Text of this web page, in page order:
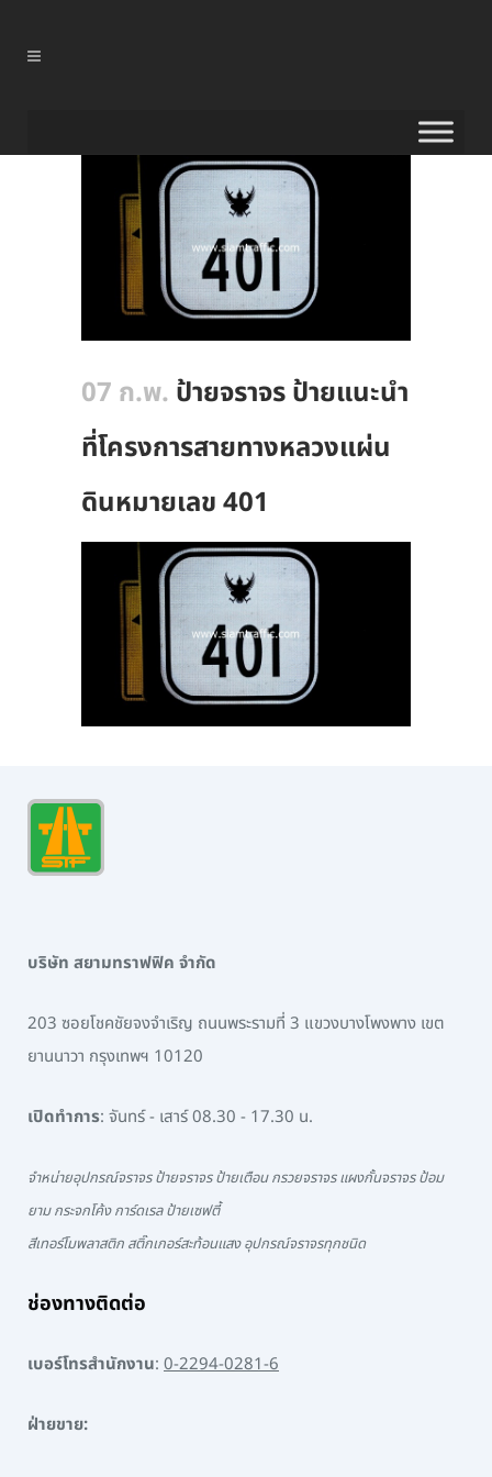
07 ก.พ. ป้ายจราจร ป้ายแนะนำ
ที่โครงการสายทางหลวงแผ่น
ดินหมายเลข 401
บริษัท สยามทราฟฟิค จำกัด
203 ซอยโชคชัยจงจำเริญ ถนนพระรามที่ 3 แขวงบางโพงพาง เขต
ยานนาวา กรุงเทพฯ 10120
เปิดทำการ: จันทร์ - เสาร์ 08.30 - 17.30 น.
จำหน่ายอุปกรณ์จราจร ป้ายจราจร ป้ายเตือน กรวยจราจร แผงกั้นจราจร ป้อม
ยาม กระจกโค้ง การ์ดเรล ป้ายเซฟตี้
สีเทอร์โมพลาสติก สติ๊กเกอร์สะท้อนแสง อุปกรณ์จราจรทุกชนิด
ช่องทางติดต่อ
เบอร์โทรสำนักงาน: 0-2294-0281-6
ฝ่ายขาย: